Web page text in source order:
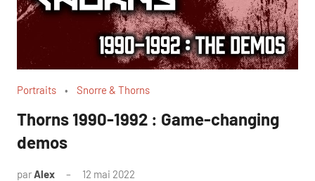
Portraits Snorre & Thorns
Thorns 1990-1992 : Game-changing
demos
parAlex 12 mai 2022